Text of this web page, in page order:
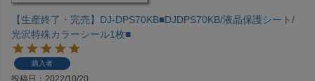
【生産終了・完売】DJ-DPS70KB■DJDPS70KB/液晶保護シート/
光沢特殊カラーシール1枚■
購入者
投稿日 2022/10/20